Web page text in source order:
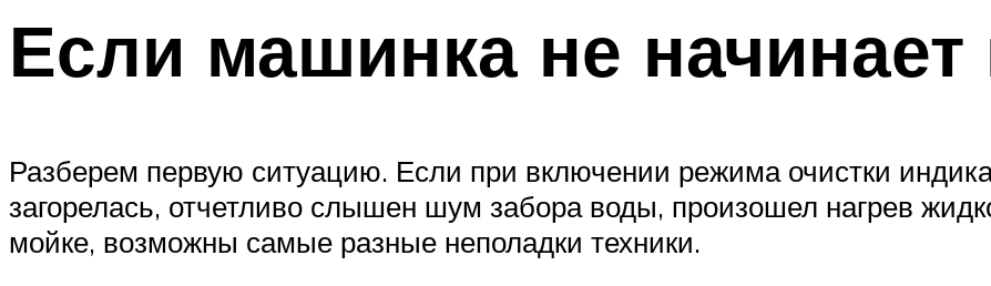
Если машинка не
Разберем первую ситуацию. Если при включении режима очистки
загорелась, отчетливо слышен шум забора воды, произошел нагрев
мойке, возможны самые разные неполадки техники.